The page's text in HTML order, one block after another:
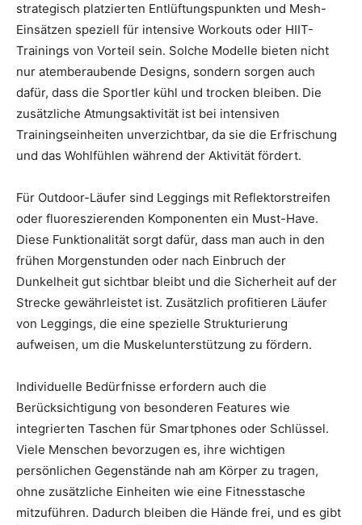
strategisch platzierten Entlüftungspunkten und Mesh-
Einsätzen speziell für intensive Workouts oder HIIT-
Trainings von Vorteil sein. Solche Modelle bieten nicht
nur atemberaubende Designs, sondern sorgen auch
dafür, dass die Sportler kühl und trocken bleiben. Die
zusätzliche Atmungsaktivität ist bei intensiven
Trainingseinheiten unverzichtbar, da sie die Erfrischung
und das Wohlfühlen während der Aktivität fördert.
Für Outdoor-Läufer sind Leggings mit Reflektorstreifen
oder fluoreszierenden Komponenten ein Must-Have.
Diese Funktionalität sorgt dafür, dass man auch in den
frühen Morgenstunden oder nach Einbruch der
Dunkelheit gut sichtbar bleibt und die Sicherheit auf der
Strecke gewährleistet ist. Zusätzlich profitieren Läufer
von Leggings, die eine spezielle Strukturierung
aufweisen, um die Muskelunterstützung zu fördern.
Individuelle Bedürfnisse erfordern auch die
Berücksichtigung von besonderen Features wie
integrierten Taschen für Smartphones oder Schlüssel.
Viele Menschen bevorzugen es, ihre wichtigen
persönlichen Gegenstände nah am Körper zu tragen,
ohne zusätzliche Einheiten wie eine Fitnesstasche
mitzuführen. Dadurch bleiben die Hände frei, und es gibt